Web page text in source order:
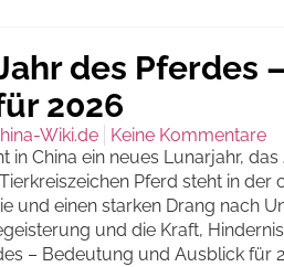
des Pferdes
2026
Wiki.de
Keine Kommentare
in China ein neues Lunarjahr,
Pferd steht in der
und einen starken Drang nach
und die Kraft,
– Bedeutung und Ausblick für